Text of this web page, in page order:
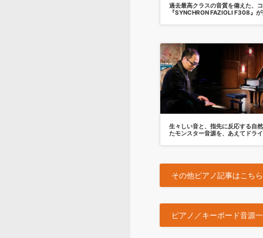
過去最高クラスの音質を備えた、
『SYNCHRON FAZIOLI F308』
生々しい音と、指先に反応する自
たモンスター音源を、あえてドラ
その他ピアノ記事はこち
ピアノ／キーボード音源